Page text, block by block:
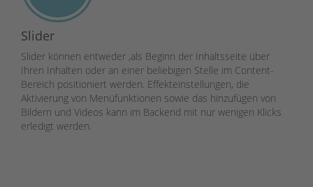
Slider
Slider können entweder ,als Beginn der Inhaltsseite über
Ihren Inhalten oder an einer beliebigen Stelle im Content-
Bereich positioniert werden. Effekteinstellungen, die
Aktivierung von Menüfunktionen sowie das hinzufügen von
Bildern und Videos kann im Backend mit nur wenigen Klicks
erledigt werden.